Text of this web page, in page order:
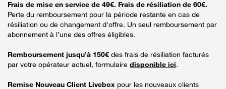
Frais de mise en service de 49€. Frais de résiliation de 60€.
Perte du remboursement pour la période restante en cas de
résiliation ou de changement d'offre. Un seul remboursement par
abonnement à l’une des offres éligibles.
Remboursement jusqu’à 150€ des frais de résiliation facturés
par votre opérateur actuel, formulaire disponible ici.
Remise Nouveau Client Livebox pour les nouveaux clients